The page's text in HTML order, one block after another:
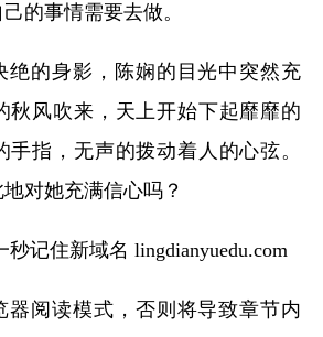
的事情需要去做。
绝的身影，陈娴的目光中突然充
秋风吹来，天上开始下起靡靡的
指，无声的拨动着人的心弦。
对她充满信心吗？
记住新域名 lingdianyuedu.com
器阅读模式，否则将导致章节内